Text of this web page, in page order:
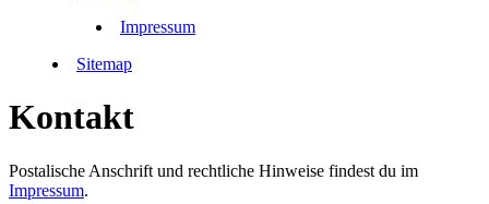
Impressum
Sitemap
Kontakt
Postalische Anschrift und rechtliche Hinweise findest du im
Impressum.